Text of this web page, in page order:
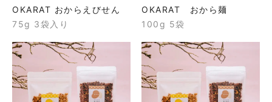
OKARAT おからえびせん
75g 3袋入り
OKARAT おから麺
100g 5袋